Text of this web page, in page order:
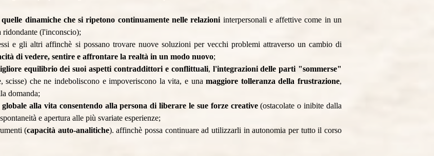
dinamiche che si ripetono continuamente nelle relazioni interpersonali e affettive come in un
ridondante (l'inconscio);
e gli altri affinchè si possano trovare nuove soluzioni per vecchi problemi attraverso un cambio di
di vedere, sentire e affrontare la realtà in un modo nuovo;
equilibrio dei suoi aspetti contraddittori e conflittuali, l'integrazioni delle parti "sommerse"
scisse) che ne indeboliscono e impoveriscono la vita, e unamaggiore tolleranza della frustrazione,
domanda;
alla vita consentendo alla persona di liberare le sue forze creative(ostacolate o inibite dalla
e apertura alle più svariate esperienze;
(capacità auto-analitiche). affinchè possa continuare ad utilizzarli in autonomia per tutto il corso